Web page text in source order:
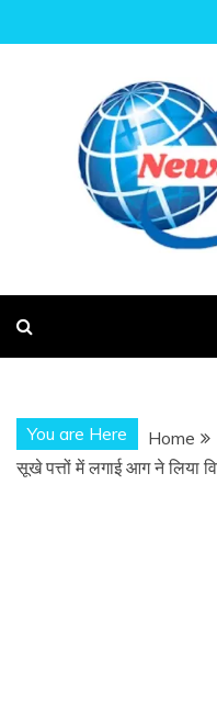
to
UK
You are Here
Home
सूखे पत्तों में लगाई आग ने लिया